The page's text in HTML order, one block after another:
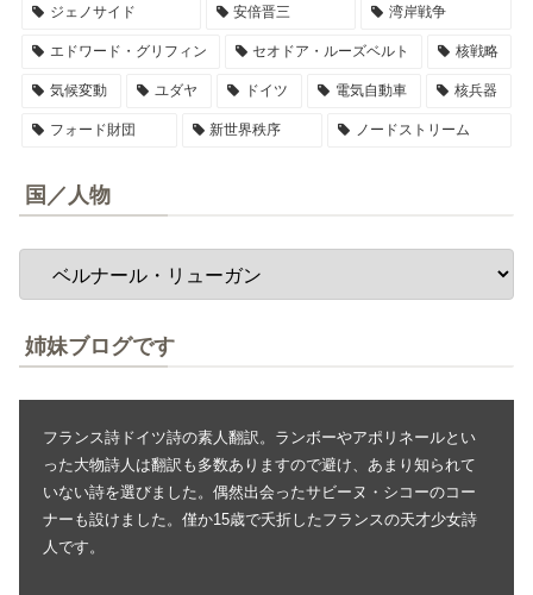
ジェノサイド 安倍晋三 湾岸戦争
エドワード・グリフィン セオドア・ルーズベルト 核戦略
気候変動 ユダヤ ドイツ 電気自動車 核兵器
フォード財団 新世界秩序 ノードストリーム
国／人物
姉妹ブログです
フランス詩ドイツ詩の素人翻訳。ランボーやアポリネールとい
った大物詩人は翻訳も多数ありますので避け、あまり知られて
いない詩を選びました。偶然出会ったサビーヌ・シコーのコー
ナーも設けました。僅か15歳で夭折したフランスの天才少女詩
人です。